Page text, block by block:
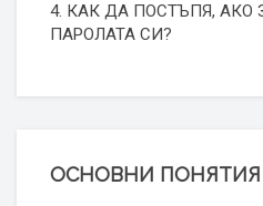
4. КАК ДА ПОСТЪПЯ, АКО
ПАРОЛАТА СИ?
ОСНОВНИ ПОНЯТИЯ